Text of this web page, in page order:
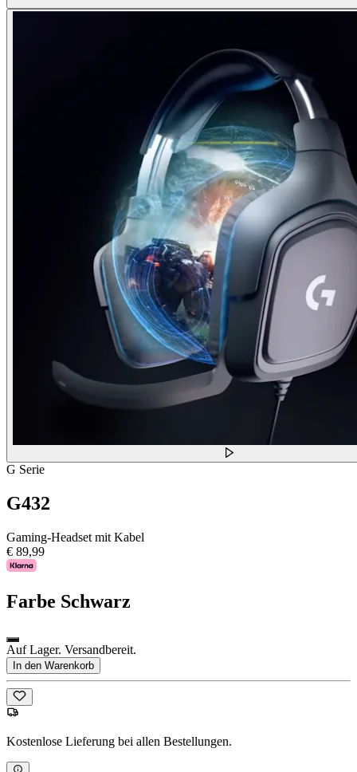
G Serie
G432
Gaming-Headset mit Kabel
€ 89,99
Farbe Schwarz
Auf Lager. Versandbereit.
In den Warenkorb
Kostenlose Lieferung bei allen Bestellungen.